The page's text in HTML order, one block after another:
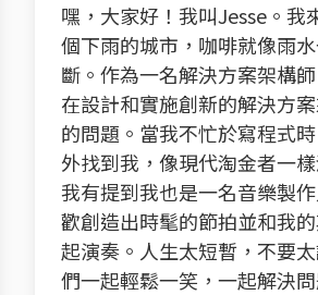
嘿，大家好！我叫Jesse。我
個下雨的城市，咖啡就像雨
斷。作為一名解決方案架構
在設計和實施創新的解決方
的問題。當我不忙於寫程式
外找到我，像現代淘金者一樣
我有提到我也是一名音樂製
歡創造出時髦的節拍並和我
起演奏。人生太短暫，不要
們一起輕鬆一笑，一起解決問